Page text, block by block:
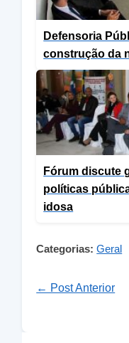
Defensoria
construção da
Fórum discute
políticas
idosa
Categorias: Geral
← Post Anterior